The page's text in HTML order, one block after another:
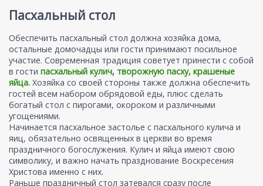
Пасхальный стол
Обеспечить пасхальный стол должна хозяйка дома,
остальные домочадцы или гости принимают посильное
участие. Современная традиция советует принести с собой
в гости пасхальный кулич, творожную пасху, крашеные
яйца. Хозяйка со своей стороны также должна обеспечить
гостей всем набором обрядовой еды, плюс сделать
богатый стол с пирогами, окороком и различными
угощениями.
Начинается пасхальное застолье с пасхального кулича и
яиц, обязательно освященных в церкви во время
праздничного богослужения. Кулич и яйца имеют свою
символику, и важно начать празднование Воскресения
Христова именно с них.
Раньше праздничный стол затевался сразу после